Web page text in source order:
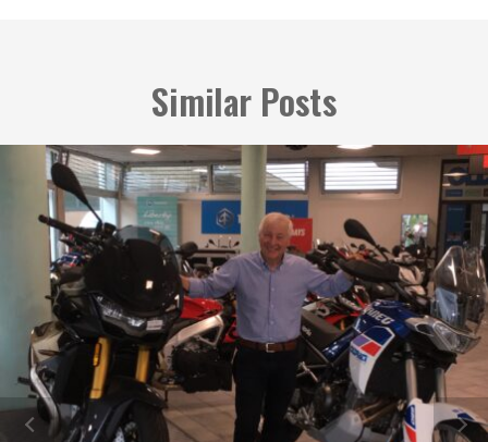
Similar Posts